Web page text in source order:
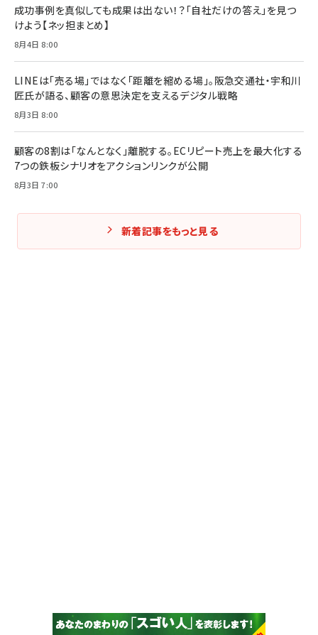
成功事例を真似しても成果は出ない！？「自社だけの答え」を見つ
けよう【ネッ担まとめ】
8月4日 8:00
LINEは「売る場」ではなく「距離を縮める場」。阪急交通社・宇和川
匠氏が語る、顧客の意思決定を支えるデジタル戦略
8月3日 8:00
顧客の8割は「なんとなく」離脱する。ECリピート売上を最大化する
7つの鉄板シナリオをアクションリンクが公開
8月3日 7:00
新着記事をもっと見る